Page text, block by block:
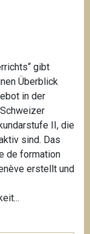
gibt
Überblick
in der
II, die
sind. Das
de formation
erstellt und